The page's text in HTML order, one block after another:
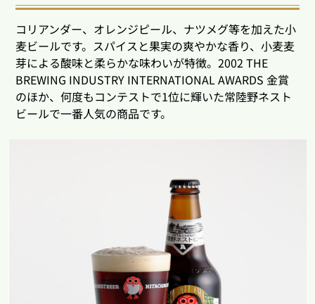
コリアンダー、オレンジピール、ナツメグ等を加えた小
麦ビールです。スパイスと果実の爽やかな香り、小麦麦
芽による酸味と柔らかな味わいが特徴。2002 THE
BREWING INDUSTRY INTERNATIONAL AWARDS 金賞
のほか、何度もコンテストで1位に輝いた常陸野ネスト
ビールで一番人気の商品です。